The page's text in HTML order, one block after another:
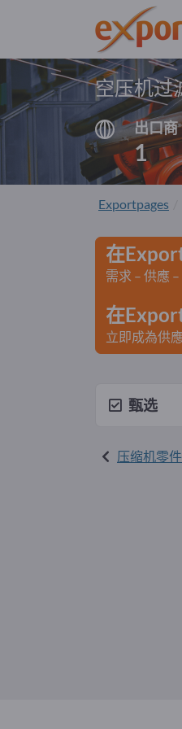
空压机过
出口商
1
Exportpages
在
需求 – 供應
在
立即成為供
甄选
压缩机零件